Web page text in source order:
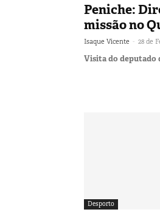
Peniche:
missão no
Isaque Vicente - 28 de
Visita do deputado
Desporto